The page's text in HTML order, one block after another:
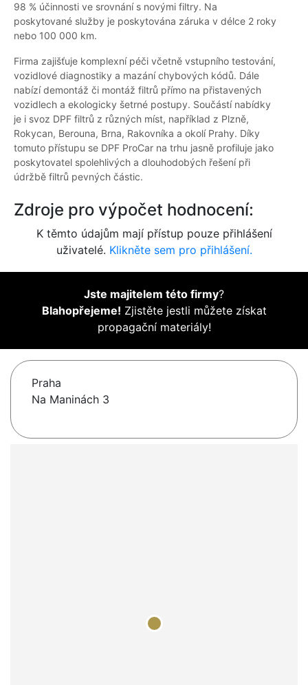
98 % účinnosti ve srovnání s novými filtry. Na
poskytované služby je poskytována záruka v délce 2 roky
nebo 100 000 km.
Firma zajišťuje komplexní péči včetně vstupního testování,
vozidlové diagnostiky a mazání chybových kódů. Dále
nabízí demontáž či montáž filtrů přímo na přistavených
vozidlech a ekologicky šetrné postupy. Součástí nabídky
je i svoz DPF filtrů z různých míst, například z Plzně,
Rokycan, Berouna, Brna, Rakovníka a okolí Prahy. Díky
tomuto přístupu se DPF ProCar na trhu jasně profiluje jako
poskytovatel spolehlivých a dlouhodobých řešení při
údržbě filtrů pevných částic.
Zdroje pro výpočet hodnocení:
K těmto údajům mají přístup pouze přihlášení
uživatelé. Klikněte sem pro přihlášení.
Jste majitelem této firmy?
Blahopřejeme! Zjistěte jestli můžete získat
propagační materiály!
Praha
Na Maninách 3